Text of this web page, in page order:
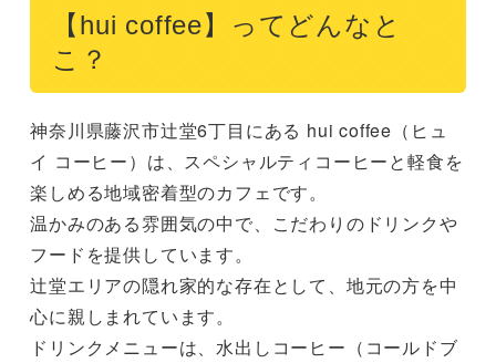
【hui coffee】ってどんなと
こ？
神奈川県藤沢市辻堂6丁目にある hui coffee（ヒュ
イ コーヒー）は、スペシャルティコーヒーと軽食を
楽しめる地域密着型のカフェです。
温かみのある雰囲気の中で、こだわりのドリンクや
フードを提供しています。
辻堂エリアの隠れ家的な存在として、地元の方を中
心に親しまれています。
ドリンクメニューは、水出しコーヒー（コールドブ